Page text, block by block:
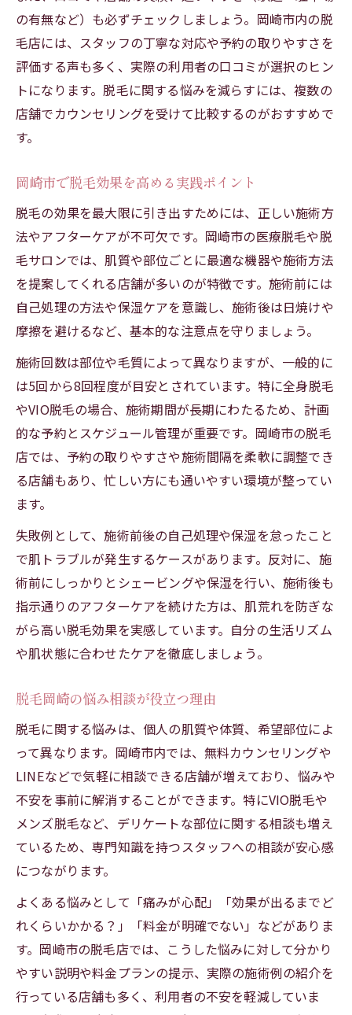
セルフ脱毛と医療脱毛の違いを岡崎で検証
脱毛岡崎で選ぶセルフと医療の違い
セルフ脱毛と医療脱毛の岡崎市比較法
岡崎市脱毛の悩みに合う選択ポイント
セルフ脱毛岡崎のメリットと注意点
岡崎脱毛で生活が変わる改善ポイント
脱毛の悩み解消に役立つ岡崎市の知恵
脱毛効果を維持する岡崎市の生活習慣
岡崎市で脱毛後に意識したいポイント
の有無など）も必ずチェックしましょう。岡崎市内の脱
毛店には、スタッフの丁寧な対応や予約の取りやすさを
評価する声も多く、実際の利用者の口コミが選択のヒン
トになります。脱毛に関する悩みを減らすには、複数の
店舗でカウンセリングを受けて比較するのがおすすめで
す。
岡崎市で脱毛効果を高める実践ポイント
脱毛の効果を最大限に引き出すためには、正しい施術方
法やアフターケアが不可欠です。岡崎市の医療脱毛や脱
毛サロンでは、肌質や部位ごとに最適な機器や施術方法
を提案してくれる店舗が多いのが特徴です。施術前には
自己処理の方法や保湿ケアを意識し、施術後は日焼けや
摩擦を避けるなど、基本的な注意点を守りましょう。
施術回数は部位や毛質によって異なりますが、一般的に
は5回から8回程度が目安とされています。特に全身脱毛
やVIO脱毛の場合、施術期間が長期にわたるため、計画
的な予約とスケジュール管理が重要です。岡崎市の脱毛
店では、予約の取りやすさや施術間隔を柔軟に調整でき
る店舗もあり、忙しい方にも通いやすい環境が整ってい
ます。
失敗例として、施術前後の自己処理や保湿を怠ったこと
で肌トラブルが発生するケースがあります。反対に、施
術前にしっかりとシェービングや保湿を行い、施術後も
指示通りのアフターケアを続けた方は、肌荒れを防ぎな
がら高い脱毛効果を実感しています。自分の生活リズム
や肌状態に合わせたケアを徹底しましょう。
脱毛岡崎の悩み相談が役立つ理由
脱毛に関する悩みは、個人の肌質や体質、希望部位によ
って異なります。岡崎市内では、無料カウンセリングや
LINEなどで気軽に相談できる店舗が増えており、悩みや
不安を事前に解消することができます。特にVIO脱毛や
メンズ脱毛など、デリケートな部位に関する相談も増え
ているため、専門知識を持つスタッフへの相談が安心感
につながります。
よくある悩みとして「痛みが心配」「効果が出るまでど
れくらいかかる？」「料金が明確でない」などがありま
す。岡崎市の脱毛店では、こうした悩みに対して分かり
やすい説明や料金プランの提示、実際の施術例の紹介を
行っている店舗も多く、利用者の不安を軽減していま